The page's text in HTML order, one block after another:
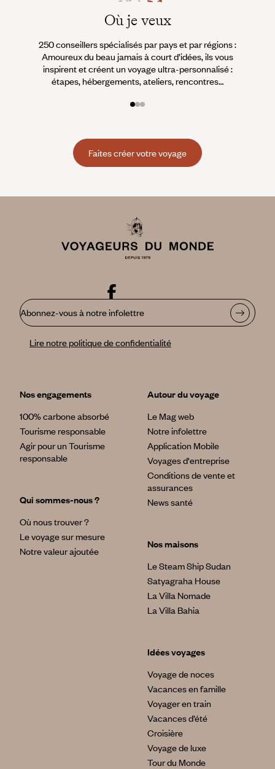
Où je veux
250 conseillers spécialisés par pays et par régions :
Amoureux du beau jamais à court d’idées, ils vous
inspirent et créent un voyage ultra-personnalisé :
étapes, hébergements, ateliers, rencontres…
Faites créer votre voyage
Abonnez-vous à notre infolettre
Lire notre politique de confidentialité
Nos engagements
100% carbone absorbé
Tourisme responsable
Agir pour un Tourisme
responsable
Qui sommes-nous ?
Où nous trouver ?
Le voyage sur mesure
Notre valeur ajoutée
Autour du voyage
Le Mag web
Notre infolettre
Application Mobile
Voyages d'entreprise
Conditions de vente et
assurances
News santé
Nos maisons
Le Steam Ship Sudan
Satyagraha House
La Villa Nomade
La Villa Bahia
Idées voyages
Voyage de noces
Vacances en famille
Voyager en train
Vacances d’été
Croisière
Voyage de luxe
Tour du Monde